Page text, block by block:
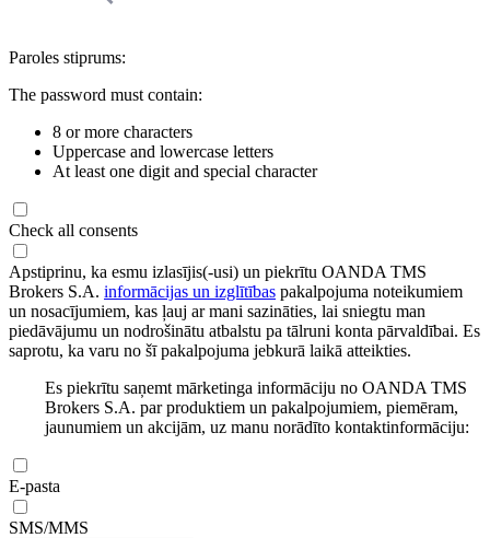
Paroles stiprums:
The password must contain:
8 or more characters
Uppercase and lowercase letters
At least one digit and special character
Check all consents
Apstiprinu, ka esmu izlasījis(-usi) un piekrītu OANDA TMS
Brokers S.A. informācijas un izglītības pakalpojuma noteikumiem
un nosacījumiem, kas ļauj ar mani sazināties, lai sniegtu man
piedāvājumu un nodrošinātu atbalstu pa tālruni konta pārvaldībai. Es
saprotu, ka varu no šī pakalpojuma jebkurā laikā atteikties.
Es piekrītu saņemt mārketinga informāciju no OANDA TMS
Brokers S.A. par produktiem un pakalpojumiem, piemēram,
jaunumiem un akcijām, uz manu norādīto kontaktinformāciju:
E-pasta
SMS/MMS